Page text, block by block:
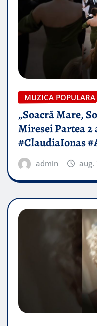
MUZICA POPULARA
„Soacră Mare,
Miresei Partea 2
#ClaudiaIonas
admin aug.